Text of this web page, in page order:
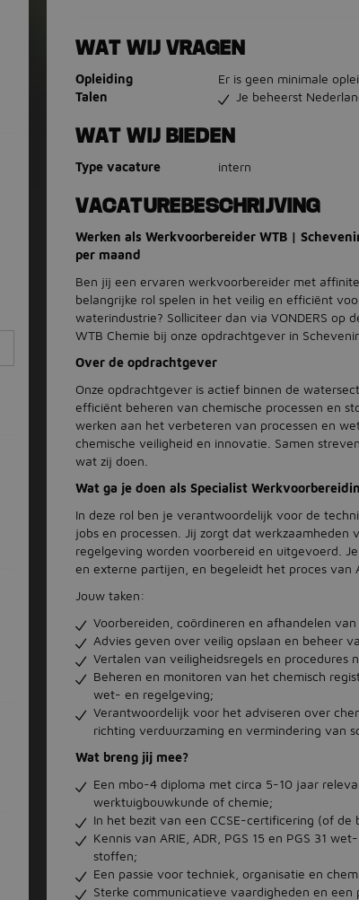
WAT WIJ VRAGEN
Opleiding
Er is geen minimale
Talen
Je beheerst
WAT WIJ BIEDEN
Type vacature intern
VACATUREBESCHRIJVING
Werken als Werkvoorbereider WTB |
per maand
Ben jij een ervaren werkvoorbereider met
belangrijke rol spelen in het veilig en efficiënt
waterindustrie? Solliciteer dan via VONDERS op
WTB Chemie bij onze opdrachtgever in
Over de opdrachtgever
Onze opdrachtgever is actief binnen de
efficiënt beheren van chemische processen en
werken aan het verbeteren van processen en
chemische veiligheid en innovatie. Samen
wat zij doen.
Wat ga je doen als Specialist
In deze rol ben je verantwoordelijk voor de
jobs en processen. Jij zorgt dat
regelgeving worden voorbereid en uitgevoerd.
en externe partijen, en begeleidt het proces van
Jouw taken:
Voorbereiden, coördineren en afhandelen
Advies geven over veilig opslaan en beheer
Vertalen van veiligheidsregels en procedures
Beheren en monitoren van het chemisch
wet- en regelgeving;
Verantwoordelijk voor het adviseren over
richting verduurzaming en vermindering van
Wat breng jij mee?
Een mbo-4 diploma met circa 5-10 jaar
werktuigbouwkunde of chemie;
In het bezit van een CCSE-certificering (of de
Kennis van ARIE, ADR, PGS 15 en PGS 31
stoffen;
Een passie voor techniek, organisatie en
Sterke communicatieve vaardigheden en een